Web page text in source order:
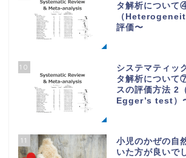
タ解析につい
（
評価〜
10
システマティッ
タ解析につい
スの評価方法 2
Egger’s test）
11
小児のかぜの自
いた方が良いで